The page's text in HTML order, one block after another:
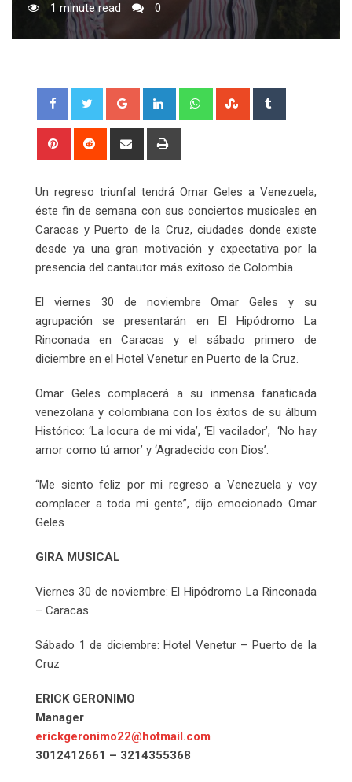
1 minute read
0
Google+ LinkedIn WhatsappStumbleUpon
Pinterest Reddit
Share
Un regreso triunfal tendrá Omar Geles a Venezuela,
éste fin de semana con sus conciertos musicales en
Caracas y Puerto de la Cruz, ciudades donde existe
desde ya una gran motivación y expectativa por la
presencia del cantautor más exitoso de Colombia.
El viernes 30 de noviembre Omar Geles y su
agrupación se presentarán en El Hipódromo La
Rinconada en Caracas y el sábado primero de
diciembre en el Hotel Venetur en Puerto de la Cruz.
Omar Geles complacerá a su inmensa fanaticada
venezolana y colombiana con los éxitos de su álbum
Histórico: ‘La locura de mi vida’, ‘El vacilador’, ‘No hay
amor como tú amor’ y ‘Agradecido con Dios’.
“Me siento feliz por mi regreso a Venezuela y voy
complacer a toda mi gente”, dijo emocionado Omar
Geles
GIRA MUSICAL
Viernes 30 de noviembre: El Hipódromo La Rinconada
– Caracas
Sábado 1 de diciembre: Hotel Venetur – Puerto de la
Cruz
ERICK GERONIMO
Manager
erickgeronimo22@hotmail.com
3012412661 – 3214355368